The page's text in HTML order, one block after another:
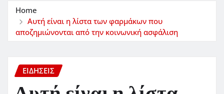
Home
Αυτή είναι η λίστα των φαρμάκων που
αποζημιώνονται από την κοινωνική ασφάλιση
ΕΙΔΗΣΕΙΣ